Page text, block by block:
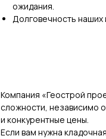
ожидания.
Долговечность наших
Компания «Геострой
сложности, независимо
и конкурентные цены.
Если вам нужна